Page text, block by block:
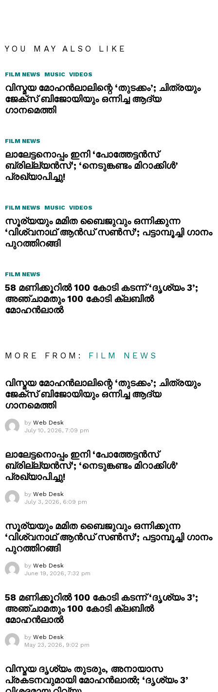
YOU MAY ALSO LIKE
FILM NEWS MUSIC VIDEOS
വിസ്മയ മോഹൻലാലിന്റെ ‘തുടക്കം’; ചിത്രയും
ജേക്സ് ബിജോയിയും ഒന്നിച്ച ആദ്യ
ഗാനമെത്തി
FILM NEWS
ലാലേട്ടനൊപ്പം ഇനി ‘പോത്തേട്ടൻസ്
ബ്രില്ല്യൻസ്’; ‘നെടുങ്കണ്ടം മിറാക്കിൾ’
പ്രഖ്യാപിച്ചു!
FILM NEWS MUSIC VIDEOS
സൂര്യയും മമിത ബൈജുവും ഒന്നിക്കുന്ന
‘വിശ്വനാഥ് ആൻഡ് സൺസ്’; പട്ടാമ്പൂച്ചി ഗാനം
പുറത്തിറങ്ങി
FILM NEWS
58 മണിക്കൂറിൽ 100 കോടി കടന്ന് ‘ദൃശ്യം 3’;
അഞ്ചാമതും 100 കോടി ക്ലബിൽ
മോഹൻലാൽ
MORE FROM: FILM NEWS
വിസ്മയ മോഹൻലാലിന്റെ ‘തുടക്കം’; ചിത്രയും
ജേക്സ് ബിജോയിയും ഒന്നിച്ച ആദ്യ
ഗാനമെത്തി
by Web Desk
July 10, 2026, 7:09 pm
ലാലേട്ടനൊപ്പം ഇനി ‘പോത്തേട്ടൻസ്
ബ്രില്ല്യൻസ്’; ‘നെടുങ്കണ്ടം മിറാക്കിൾ’
പ്രഖ്യാപിച്ചു!
by Web Desk
July 3, 2026, 6:09 pm
സൂര്യയും മമിത ബൈജുവും ഒന്നിക്കുന്ന
‘വിശ്വനാഥ് ആൻഡ് സൺസ്’; പട്ടാമ്പൂച്ചി ഗാനം
പുറത്തിറങ്ങി
by Web Desk
June 19, 2026, 7:32 pm
58 മണിക്കൂറിൽ 100 കോടി കടന്ന് ‘ദൃശ്യം 3’;
അഞ്ചാമതും 100 കോടി ക്ലബിൽ
മോഹൻലാൽ
by Web Desk
May 23, 2026, 9:02 pm
വിസ്മയ ദൃശ്യം തുടരും, അനായാസ
പ്രകടനവുമായി മോഹൻലാൽ; ‘ദൃശ്യം 3’